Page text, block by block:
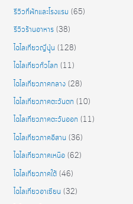
รีวิวที่พักและโรงแรม (65)
รีวิวร้านอาหาร (38)
ไฉไลเที่ยวญี่ปุุ่น (128)
ไฉไลเที่ยวทั่วโลก (11)
ไฉไลเที่ยวภาคกลาง (28)
ไฉไลเที่ยวภาคตะวันตก (10)
ไฉไลเที่ยวภาคตะวันออก (11)
ไฉไลเที่ยวภาคอีสาน (36)
ไฉไลเที่ยวภาคเหนือ (62)
ไฉไลเที่ยวภาคใต้ (46)
ไฉไลเที่ยวอาเซียน (32)